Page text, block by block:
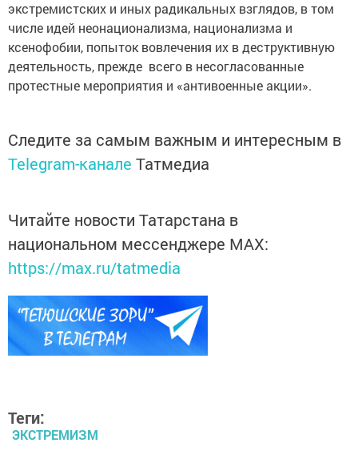
экстремистских и иных радикальных взглядов, в том
числе идей неонационализма, национализма и
ксенофобии, попыток вовлечения их в деструктивную
деятельность, прежде всего в несогласованные
протестные мероприятия и «антивоенные акции».
Следите за самым важным и интересным в
Telegram-канале Татмедиа
Читайте новости Татарстана в
национальном мессенджере MАХ:
https://max.ru/tatmedia
Теги:
ЭКСТРЕМИЗМ